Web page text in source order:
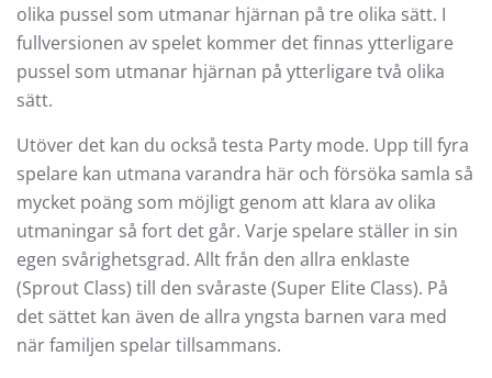
olika pussel som utmanar hjärnan på tre olika sätt. I
fullversionen av spelet kommer det finnas ytterligare
pussel som utmanar hjärnan på ytterligare två olika
sätt.
Utöver det kan du också testa Party mode. Upp till fyra
spelare kan utmana varandra här och försöka samla så
mycket poäng som möjligt genom att klara av olika
utmaningar så fort det går. Varje spelare ställer in sin
egen svårighetsgrad. Allt från den allra enklaste
(Sprout Class) till den svåraste (Super Elite Class). På
det sättet kan även de allra yngsta barnen vara med
när familjen spelar tillsammans.